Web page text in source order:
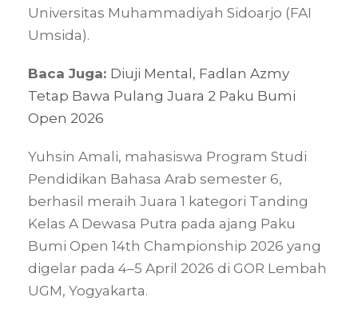
Universitas Muhammadiyah Sidoarjo (FAI
Umsida).
Baca Juga: Diuji Mental, Fadlan Azmy
Tetap Bawa Pulang Juara 2 Paku Bumi
Open 2026
Yuhsin Amali, mahasiswa Program Studi
Pendidikan Bahasa Arab semester 6,
berhasil meraih Juara 1 kategori Tanding
Kelas A Dewasa Putra pada ajang Paku
Bumi Open 14th Championship 2026 yang
digelar pada 4–5 April 2026 di GOR Lembah
UGM, Yogyakarta.